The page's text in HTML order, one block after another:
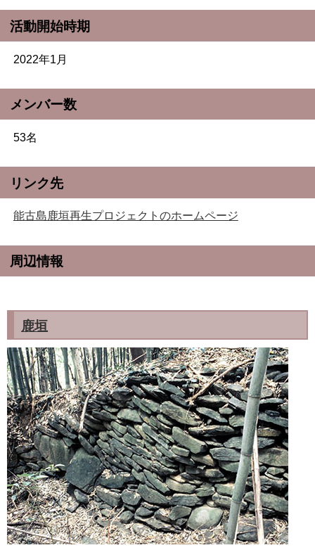
活動開始時期
2022年1月
メンバー数
53名
リンク先
能古島鹿垣再生プロジェクトのホームページ
周辺情報
鹿垣